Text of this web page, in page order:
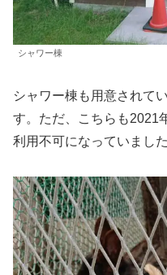
シャワー棟
シャワー棟も用意されて
す。ただ、こちらも2021
利用不可になっていました